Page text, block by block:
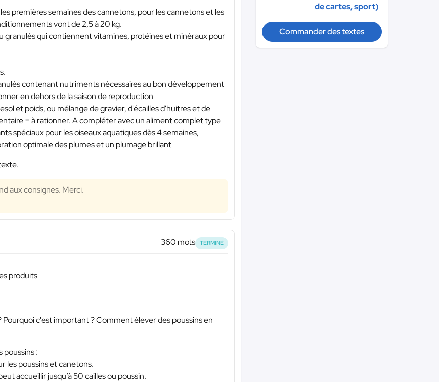
premières semaines des cannetons, pour les cannetons et les
vont de 2,5 à 20 kg.
qui contiennent vitamines, protéines et minéraux pour
contenant nutriments nécessaires au bon développement
en dehors de la saison de reproduction
et poids, ou mélange de gravier, d'écailles d'huitres et de
= à rationner. A compléter avec un aliment complet type
spéciaux pour les oiseaux aquatiques dès 4 semaines,
optimale des plumes et un plumage brillant
aux consignes. Merci.
360 mots TERMINÉ
produits
c'est important ? Comment élever des poussins en
poussins :
les poussins et canetons.
accueillir jusqu’à 50 cailles ou poussin.
de cartes, sport)
Commander des textes